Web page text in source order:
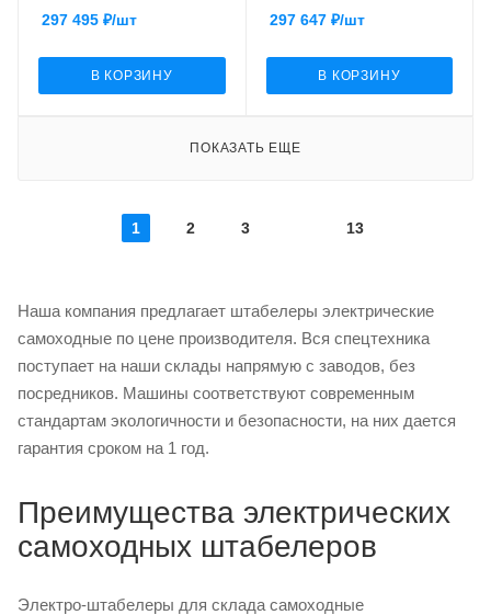
297 495 ₽/шт
В КОРЗИНУ
297 647₽/шт
В КОРЗИНУ
ПОКАЗАТЬ ЕЩЕ
1 2 3 13
Наша компания предлагает штабелеры электрические
самоходные по цене производителя. Вся спецтехника
поступает на наши склады напрямую с заводов, без
посредников. Машины соответствуют современным
стандартам экологичности и безопасности, на них дается
гарантия сроком на 1 год.
Преимущества электрических
самоходных штабелеров
Электро-штабелеры для склада самоходные